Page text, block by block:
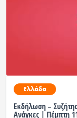
Ελλάδα
Εκδήλωση –
Ανάγκες | Πέμπτη